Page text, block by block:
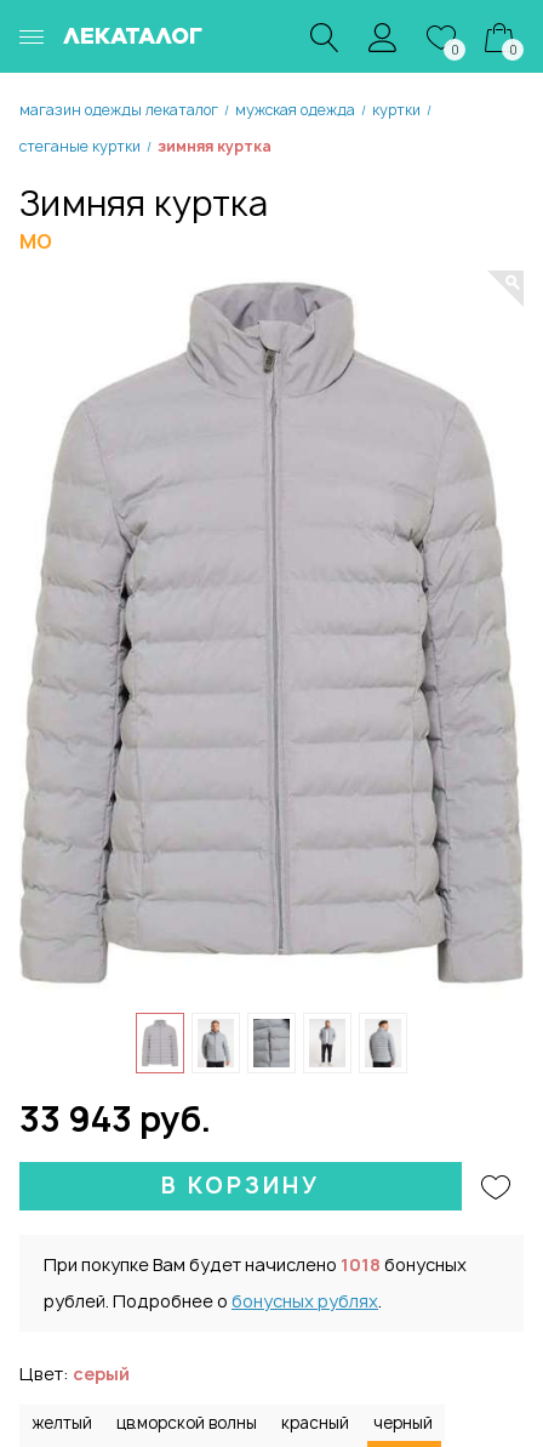
ЛЕКАТАЛОГ
0 0
магазин одежды лекаталог / мужская одежда / куртки /
стеганые куртки / зимняя куртка
Зимняя куртка
MO
33 943 руб.
В КОРЗИНУ
При покупке Вам будет начислено 1018 бонусных
рублей. Подробнее о бонусных рублях.
Цвет: серый
желтый цв.морской волны красный
черный